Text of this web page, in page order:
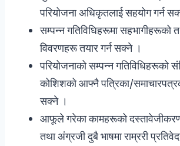
परियोजना अधिकृतलाई सहयोग गर्न
सम्पन्न गतिविधिहरूमा
विवरणहरू तयार गर्न सक्ने ।
परियोजनाको सम्पन्न गतिविधिहरूको
कोशिशको आफ्नै पत्रिका/
सक्ने ।
आफूले गरेका कामहरूको
तथा अंग्रजी दुबै भाषमा राम्ररी